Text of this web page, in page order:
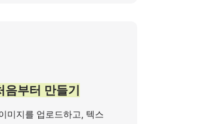
음부터 만들기
미지를 업로드하고, 텍스